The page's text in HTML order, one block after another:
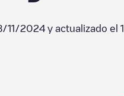
11/2024 y actualizado el